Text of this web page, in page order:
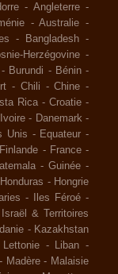
- Angleterre -
-Australie -
- Bangladesh -
Herzégovine -
- Burundi - Bénin -
- Chili -Chine -
Rica -Croatie -
- Danemark -
Unis - Equateur -
Finlande - France -
- Guinée -
Honduras - Hongrie
- Iles Féroé -
Israël & Territoires
- Kazakhstan
Lettonie - Liban -
- Madère - Malaisie